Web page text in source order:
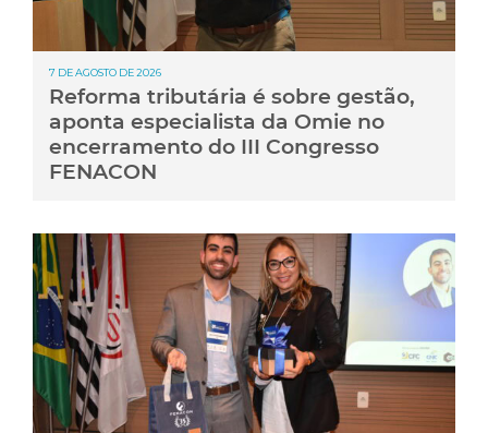
7 DE AGOSTO DE 2026
Reforma tributária é sobre gestão,
aponta especialista da Omie no
encerramento do III Congresso
FENACON